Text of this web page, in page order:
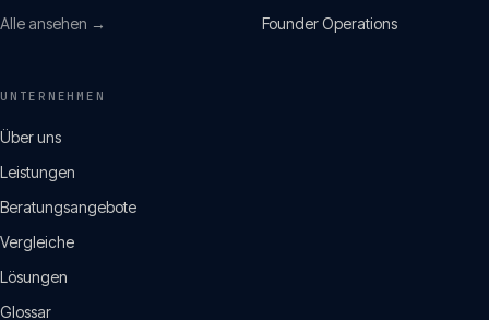
Alle ansehen →
Founder Operations
UNTERNEHMEN
Über uns
Leistungen
Beratungsangebote
Vergleiche
Lösungen
Glossar